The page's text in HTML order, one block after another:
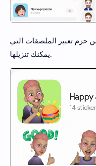
حزم تعبير الملصقات التي
يمكنك تنزيلها.